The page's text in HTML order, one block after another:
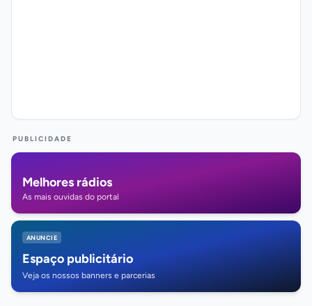
PUBLICIDADE
Melhores rádios
As mais ouvidas do portal
ANUNCIE
Espaço publicitário
Veja os nossos banners e parcerias